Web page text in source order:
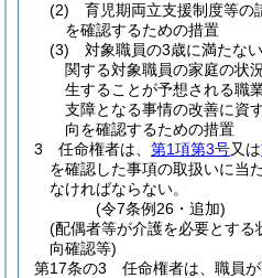
(2)
育児期両立支援制度等の
を確認するための措置
(3)
対象職員の3歳に満たな
関する対象職員の家庭の状
生することが予想される職
支障となる事情の改善に資
向を確認するための措置
3
任命権者は、 第1項第3号又は
を確認した事項の取扱いに当
なければならない。
(令7条例26・追加)
(配偶者等が介護を必要とす
向確認等)
第17条の3
任命権者は、職員